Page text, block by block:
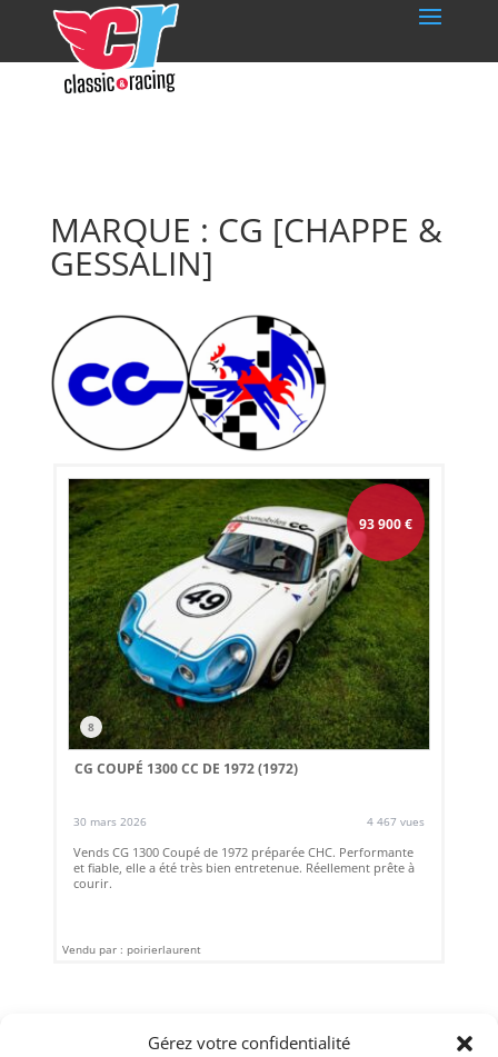
Gérez votre confidentialité
MARQUE : CG [CHAPPE &
GESSALIN]
93 900€
8
CG COUPÉ 1300 CC DE 1972 (1972)
30 mars 2026 4 467 vues
Vends CG 1300 Coupé de 1972 préparée CHC. Performante
et fiable, elle a été très bien entretenue. Réellement prête à
courir.
Vendu par : poirierlaurent